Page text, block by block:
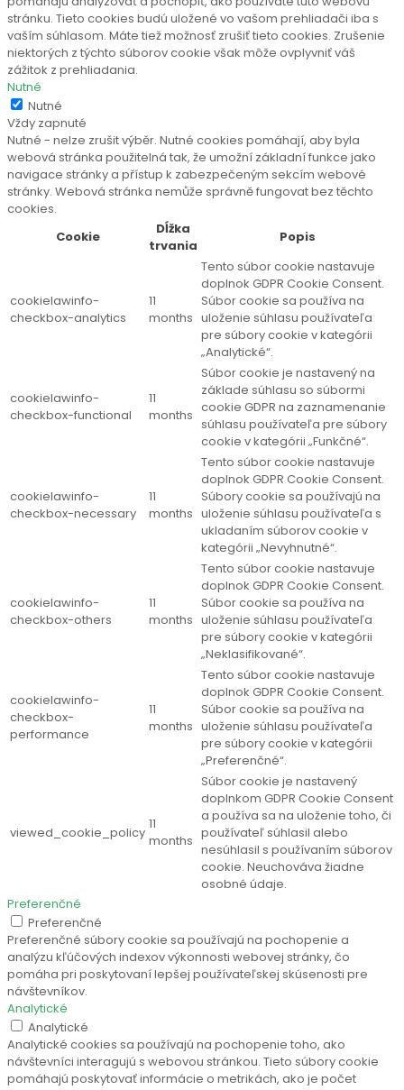
stránku. Tieto cookies budú uložené vo vašom prehliadači iba s
vaším súhlasom. Máte tiež možnosť zrušiť tieto cookies. Zrušenie
niektorých z týchto súborov cookie však môže ovplyvniť váš
zážitok z prehliadania.
Nutné
Nutné
Vždy zapnuté
Nutné - nelze zrušit výběr. Nutné cookies pomáhají, aby byla
webová stránka použitelná tak, že umožní základní funkce jako
navigace stránky a přístup k zabezpečeným sekcím webové
stránky. Webová stránka nemůže správně fungovat bez těchto
cookies.
Cookie
Dĺžka
trvania
Popis
cookielawinfo-
checkbox-analytics
11
months
Tento súbor cookie nastavuje
doplnok GDPR Cookie Consent.
Súbor cookie sa používa na
uloženie súhlasu používateľa
pre súbory cookie v kategórii
„Analytické“.
cookielawinfo-
checkbox-functional
11
months
Súbor cookie je nastavený na
základe súhlasu so súbormi
cookie GDPR na zaznamenanie
súhlasu používateľa pre súbory
cookie v kategórii „Funkčné“.
cookielawinfo-
checkbox-necessary
11
months
Tento súbor cookie nastavuje
doplnok GDPR Cookie Consent.
Súbory cookie sa používajú na
uloženie súhlasu používateľa s
ukladaním súborov cookie v
kategórii „Nevyhnutné“.
cookielawinfo-
checkbox-others
11
months
Tento súbor cookie nastavuje
doplnok GDPR Cookie Consent.
Súbor cookie sa používa na
uloženie súhlasu používateľa
pre súbory cookie v kategórii
„Neklasifikované“.
cookielawinfo-
checkbox-
performance
11
months
Tento súbor cookie nastavuje
doplnok GDPR Cookie Consent.
Súbor cookie sa používa na
uloženie súhlasu používateľa
pre súbory cookie v kategórii
„Preferenčné“.
viewed_cookie_policy
11
months
Súbor cookie je nastavený
doplnkom GDPR Cookie Consent
a používa sa na uloženie toho, či
používateľ súhlasil alebo
nesúhlasil s používaním súborov
cookie. Neuchováva žiadne
osobné údaje.
Preferenčné
Preferenčné
Preferenčné súbory cookie sa používajú na pochopenie a
analýzu kľúčových indexov výkonnosti webovej stránky, čo
pomáha pri poskytovaní lepšej používateľskej skúsenosti pre
návštevníkov.
Analytické
Analytické
Analytické cookies sa používajú na pochopenie toho, ako
návštevníci interagujú s webovou stránkou. Tieto súbory cookie
pomáhajú poskytovať informácie o metrikách, ako je počet